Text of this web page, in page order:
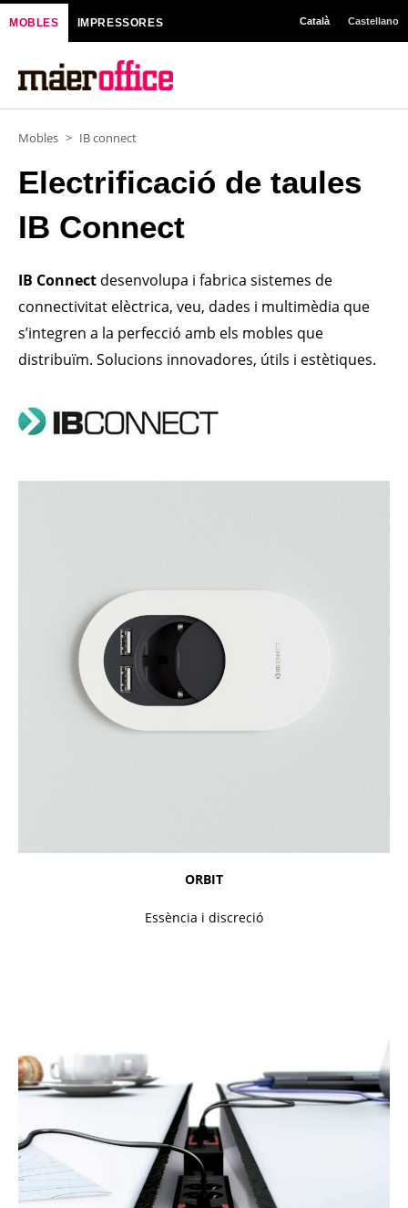
contingut
MOBLES IMPRESSORES Català Castellano
Mobles > IB connect
Electrificació de taules
IB Connect
IB Connect desenvolupa i fabrica sistemes de
connectivitat elèctrica, veu, dades i multimèdia que
s’integren a la perfecció amb els mobles que
distribuïm. Solucions innovadores, útils i estètiques.
ORBIT
Essència i discreció